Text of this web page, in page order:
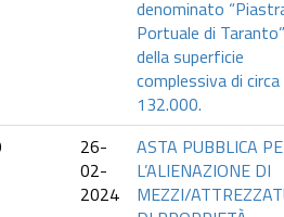
denominato
Portuale di Taranto”
della superficie
complessiva di circa
132.000.
26-
02-
2024
ASTA PUBBLICA
L’ALIENAZIONE DI
MEZZI/